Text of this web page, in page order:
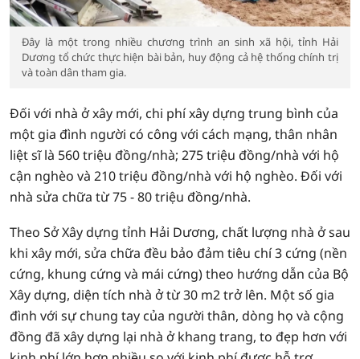
Đây là một trong nhiều chương trình an sinh xã hội, tỉnh Hải
Dương tổ chức thực hiện bài bản, huy động cả hệ thống chính trị
và toàn dân tham gia.
Đối với nhà ở xây mới, chi phí xây dựng trung bình của
một gia đình người có công với cách mạng, thân nhân
liệt sĩ là 560 triệu đồng/nhà; 275 triệu đồng/nhà với hộ
cận nghèo và 210 triệu đồng/nhà với hộ nghèo. Đối với
nhà sửa chữa từ 75 - 80 triệu đồng/nhà.
Theo Sở Xây dựng tỉnh Hải Dương, chất lượng nhà ở sau
khi xây mới, sửa chữa đều bảo đảm tiêu chí 3 cứng (nền
cứng, khung cứng và mái cứng) theo hướng dẫn của Bộ
Xây dựng, diện tích nhà ở từ 30 m2 trở lên. Một số gia
đình với sự chung tay của người thân, dòng họ và cộng
đồng đã xây dựng lại nhà ở khang trang, to đẹp hơn với